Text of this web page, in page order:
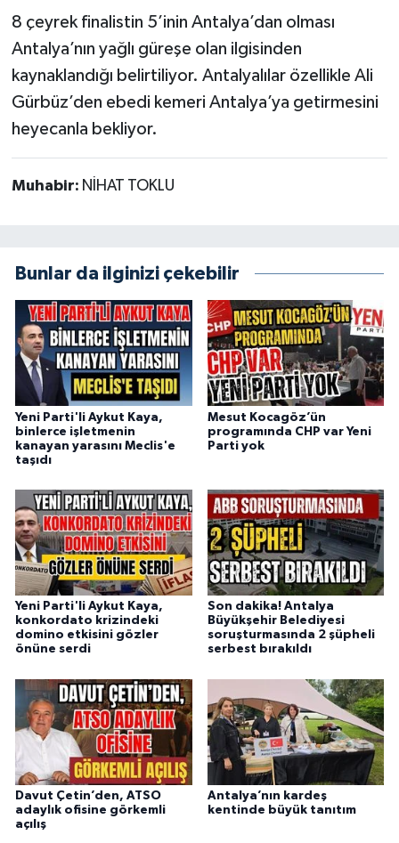
8 çeyrek finalistin 5’inin Antalya’dan olması
Antalya’nın yağlı güreşe olan ilgisinden
kaynaklandığı belirtiliyor. Antalyalılar özellikle Ali
Gürbüz’den ebedi kemeri Antalya’ya getirmesini
heyecanla bekliyor.
Muhabir: NİHAT TOKLU
Bunlar da ilginizi çekebilir
Yeni Parti'li Aykut Kaya,
binlerce işletmenin
kanayan yarasını Meclis'e
taşıdı
Mesut Kocagöz’ün
programında CHP var Yeni
Parti yok
Yeni Parti'li Aykut Kaya,
konkordato krizindeki
domino etkisini gözler
önüne serdi
Son dakika! Antalya
Büyükşehir Belediyesi
soruşturmasında 2 şüpheli
serbest bırakıldı
Davut Çetin’den, ATSO
adaylık ofisine görkemli
açılış
Antalya’nın kardeş
kentinde büyük tanıtım